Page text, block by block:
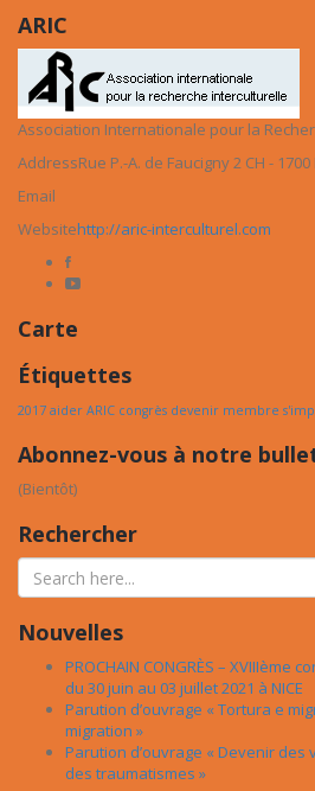
ARIC
Association Internationale pour la
AddressRue P.-A. de Faucigny 2 CH - 1700
Email
Websitehttp://aric-interculturel.com
Carte
Étiquettes
2017 aider ARIC congrès devenir membre
Abonnez-vous à notre
(Bientôt)
Rechercher
Nouvelles
PROCHAIN CONGRÈS – XVIIIème
du 30 juin au 03 juillet 2021 à NICE
Parution d’ouvrage « Tortura e
migration »
Parution d’ouvrage « Devenir des
des traumatismes »